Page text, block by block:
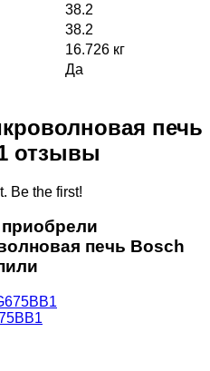
38.2
38.2
16.726 кг
Да
печь
отзывы
Be the first!
печь Bosch